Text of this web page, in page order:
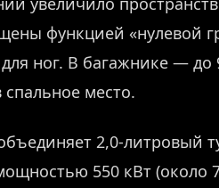
функцией «нулевой
ног. В багажнике — до
место.
2,0-литровый
550 кВт (около